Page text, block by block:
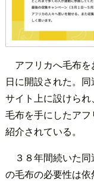
アフリカへ毛布
日に開設された。
サイト上に設けられ
毛布を手にしたア
紹介されている。
３８年間続いた
の毛布の必要性は